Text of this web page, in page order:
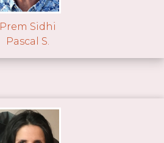
Prem Sidhi
Pascal S.